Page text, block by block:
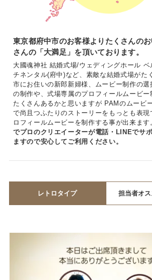
東京都府中市のお客様よりたくさんのお
さんの「大満足」を頂いております。
大國魂神社 結婚式場/ウェディングホール ベ
チネンタル(府中)など、素敵な結婚式場がた
市にお住いの新郎新婦様、ムービー制作の選
の制作や、式場専属のプロフィールムービー
たくさんあるかと思いますが PAMのムービ
で尚且つふたりのストーリーをもっとも表
ロフィールムービーを制作する事が出来ま
でプロのクリエイーターが電話・LINEでサ
ますので安心してご利用ください。
レトロタイプ 担当者オ